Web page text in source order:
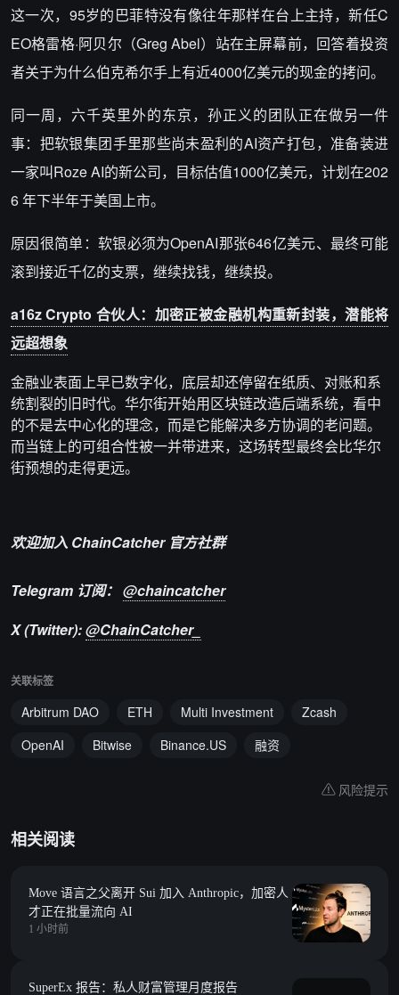
这一次，95岁的巴菲特没有像往年那样在台上主持，新任C
EO格雷格·阿贝尔（Greg Abel）站在主屏幕前，回答着投资
者关于为什么伯克希尔手上有近4000亿美元的现金的拷问。
同一周，六千英里外的东京， 孙正义的团队正在做另一件
事：把软银集团手里那些尚未盈利的AI资产打包，准备装进
一家叫Roze AI的新公司，目标估值1000亿美元，计划在202
6 年下半年于美国上市。
原因很简单：软银必须为OpenAI那张646亿美元、最终可能
滚到接近千亿的支票，继续找钱，继续投。
a16z Crypto 合伙人：加密正被金融机构重新封装，潜能将
远超想象
金融业表面上早已数字化，底层却还停留在纸质、对账和系
统割裂的旧时代。华尔街开始用区块链改造后端系统，看中
的不是去中心化的理念，而是它能解决多方协调的老问题。
而当链上的可组合性被一并带进来，这场转型最终会比华尔
街预想的走得更远。
欢迎加入 ChainCatcher 官方社群
Telegram 订阅： @chaincatcher
X (Twitter):@ChainCatcher_
关联标签
Arbitrum DAO ETH Multi Investment
Zcash
OpenAI
Bitwise Binance.US 融资
风险提示
相关阅读
Move 语言之父离开 Sui 加入 Anthropic，加密人
才正在批量流向 AI
1 小时前
SuperEx 报告：私人财富管理月度报告